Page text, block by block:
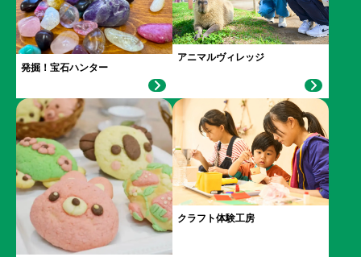
発掘！宝石ハンター
アニマルヴィレッジ
クラフト体験工房